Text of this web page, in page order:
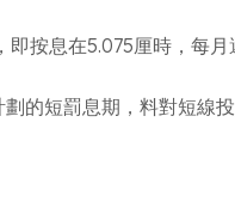
按息在5.075厘時，每
短罰息期，料對短線